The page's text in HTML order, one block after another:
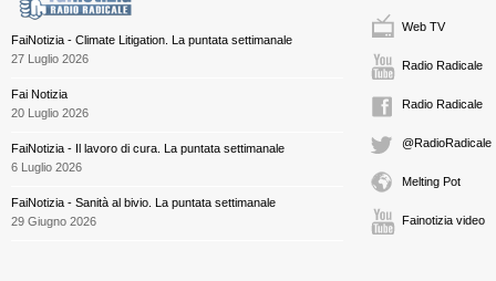
FaiNotizia - Climate Litigation. La puntata settimanale
27 Luglio 2026
Fai Notizia
20 Luglio 2026
FaiNotizia - Il lavoro di cura. La puntata settimanale
6 Luglio 2026
FaiNotizia - Sanità al bivio. La puntata settimanale
29 Giugno 2026
Web TV
Radio Radicale
Radio Radicale
@RadioRadicale
Melting Pot
Fainotizia video